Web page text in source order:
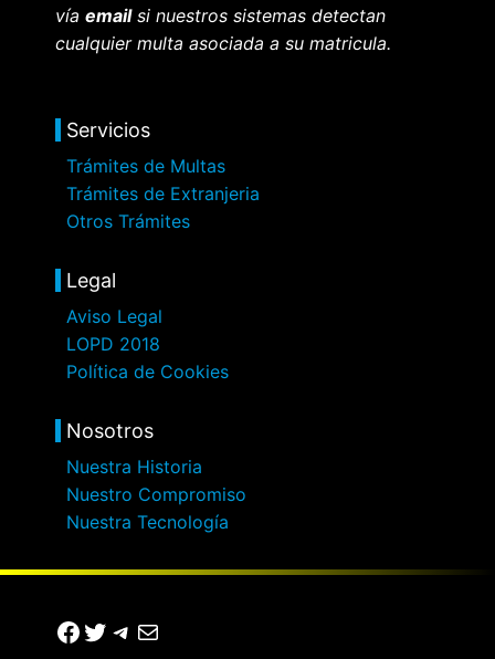
vía emailsi nuestros sistemas detectan
cualquier multa asociada a su matricula.
Servicios
Trámites de Multas
Trámites de Extranjeria
Otros Trámites
Legal
Aviso Legal
LOPD 2018
Política de Cookies
Nosotros
Nuestra Historia
Nuestro Compromiso
Nuestra Tecnología
Facebook
Twitter
Telegram
Correo electrónico